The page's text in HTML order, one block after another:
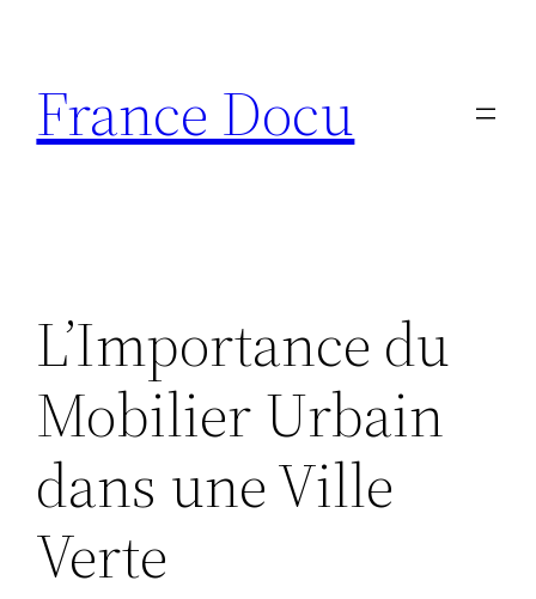
contenu
France Docu
L’Importance du
Mobilier Urbain
dans une Ville
Verte